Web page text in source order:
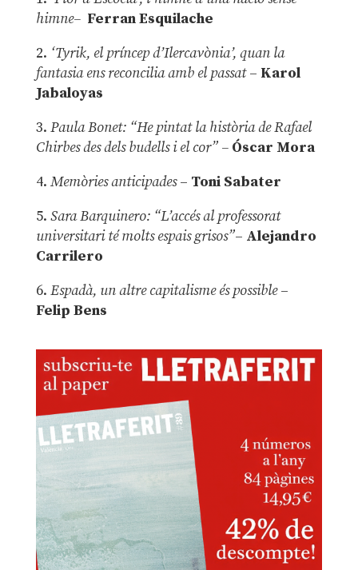
himne– Ferran Esquilache
2. ‘Tyrik, el príncep d’Ilercavònia’, quan la
fantasia ens reconcilia amb el passat– Karol
Jabaloyas
3. Paula Bonet: “He pintat la història de Rafael
Chirbes des dels budells i el cor” –Óscar Mora
4. Memòries anticipades– Toni Sabater
5. Sara Barquinero: “L’accés al professorat
universitari té molts espais grisos”– Alejandro
Carrilero
6. Espadà, un altre capitalisme és possible –
Felip Bens